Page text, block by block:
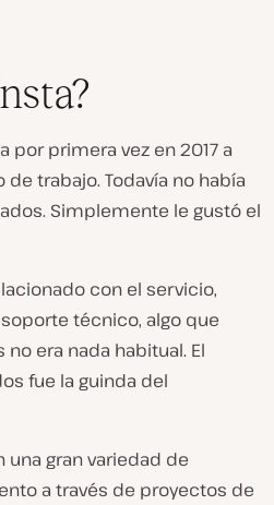
por primera vez en 2017 a
trabajo. Todavía no había
Simplemente le gustó el
con el servicio,
técnico, algo que
era nada habitual. El
fue la guinda del
una gran variedad de
a través de proyectos de